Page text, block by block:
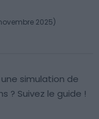
2025)
simulation de
? Suivez le guide !